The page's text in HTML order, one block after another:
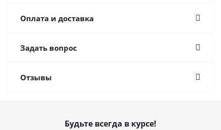
Оплата и доставка
Задать вопрос
Отзывы
Будьте всегда в курсе!